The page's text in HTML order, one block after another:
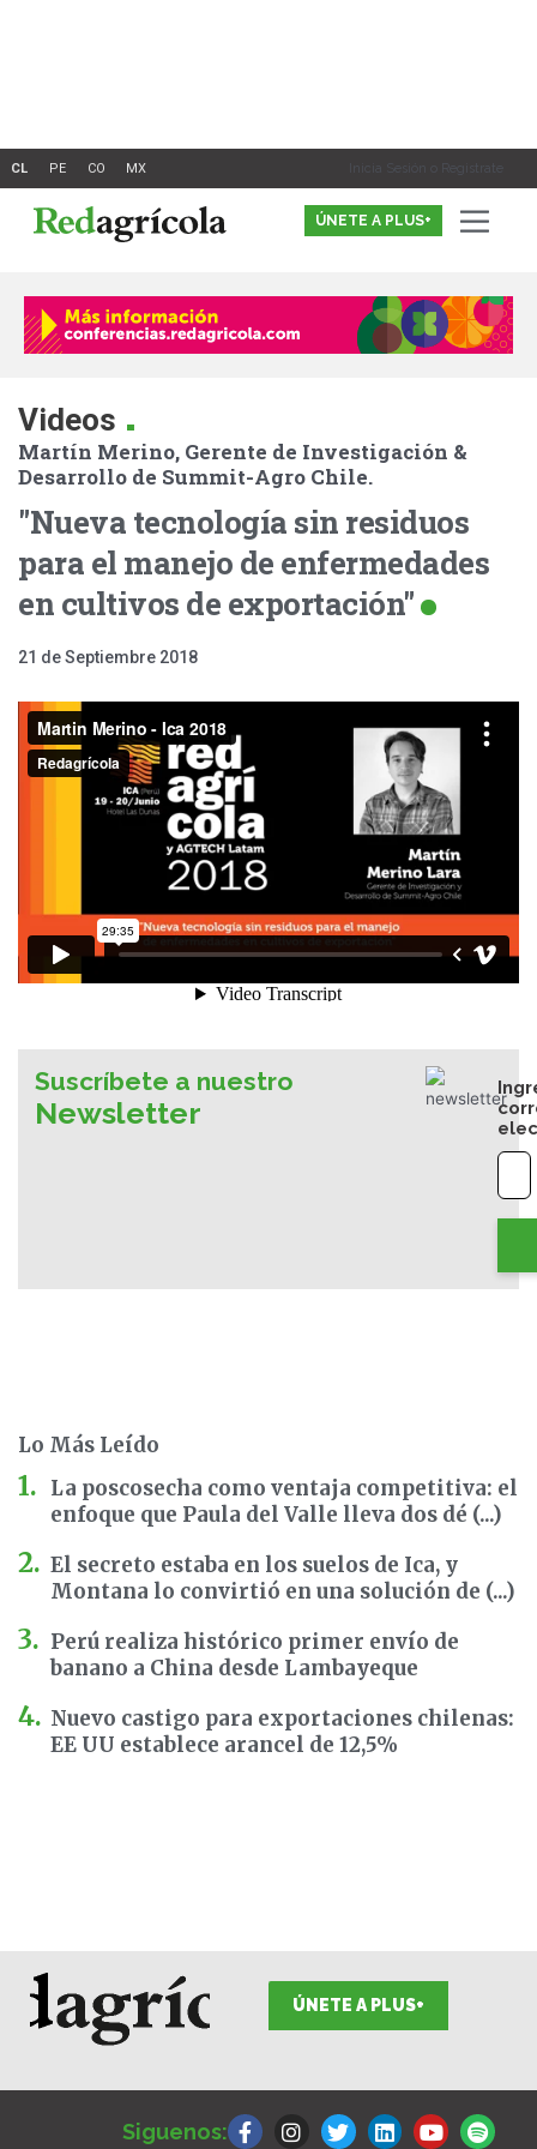
Inicia Sesión o Registrate
ÚNETE A PLUS+
Videos .
Martín Merino, Gerente de Investigación &
Desarrollo de Summit-Agro Chile.
"Nueva tecnología sin residuos
para el manejo de enfermedades
en cultivos de exportación"
21 de Septiembre 2018
Suscríbete a nuestro
Newsletter
Lo Más Leído
La poscosecha como ventaja competitiva: el
enfoque que Paula del Valle lleva dos dé (...)
El secreto estaba en los suelos de Ica, y
Montana lo convirtió en una solución de (...)
Perú realiza histórico primer envío de
banano a China desde Lambayeque
Nuevo castigo para exportaciones chilenas:
EE UU establece arancel de 12,5%
ÚNETE A PLUS+
Siguenos:
a
c
n
s
w
i
i
n
o
u
p
o